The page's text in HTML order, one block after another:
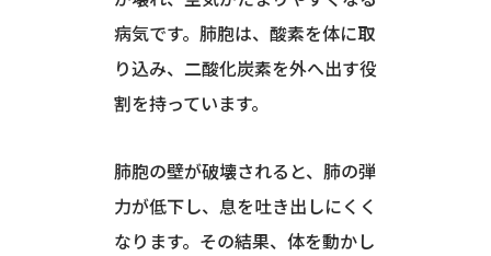
病気です。肺胞は、酸素を体に取
り込み、二酸化炭素を外へ出す役
割を持っています。
肺胞の壁が破壊されると、肺の弾
力が低下し、息を吐き出しにくく
なります。その結果、体を動かし